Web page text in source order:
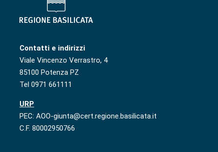
Contatti e indirizzi
Viale Vincenzo Verrastro, 4
85100 Potenza PZ
Tel 0971 661111
URP
PEC: AOO-giunta@cert.regione.basilicata.it
C.F. 80002950766